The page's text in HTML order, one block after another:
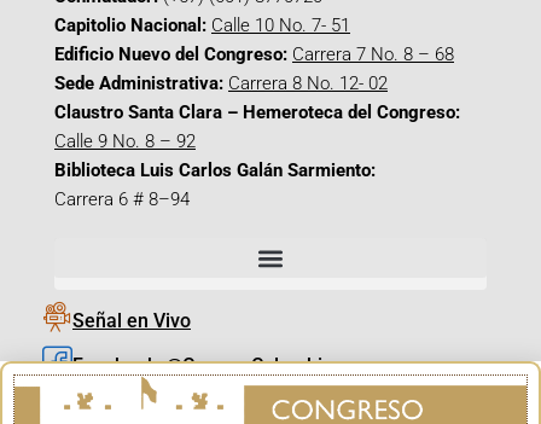
Capitolio Nacional: Calle 10 No. 7- 51
Edificio Nuevo del Congreso: Carrera 7 No. 8 – 68
Sede Administrativa: Carrera 8 No. 12- 02
Claustro Santa Clara – Hemeroteca del Congreso:
Calle 9 No. 8 – 92
Biblioteca Luis Carlos Galán Sarmiento:
Carrera 6 # 8–94
Señal en Vivo
Facebook_@CamaraColombia
Instagram_@CamaraColombia